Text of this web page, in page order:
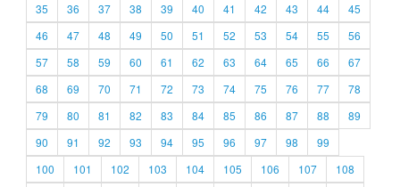
35
36 37 38 39 40 41 42 43 44
45
46
47 48 49 50 51 52 53 54 55
56
57
58 59 60 61 62 63 64 65 66
67
68
69 70 71 72 73 74 75 76 77
78
79
80 81 82 83 84 85 86 87 88
89
90
91 92 93 94 95 96 97 98
99
100
101 102 103 104 105 106 107
108